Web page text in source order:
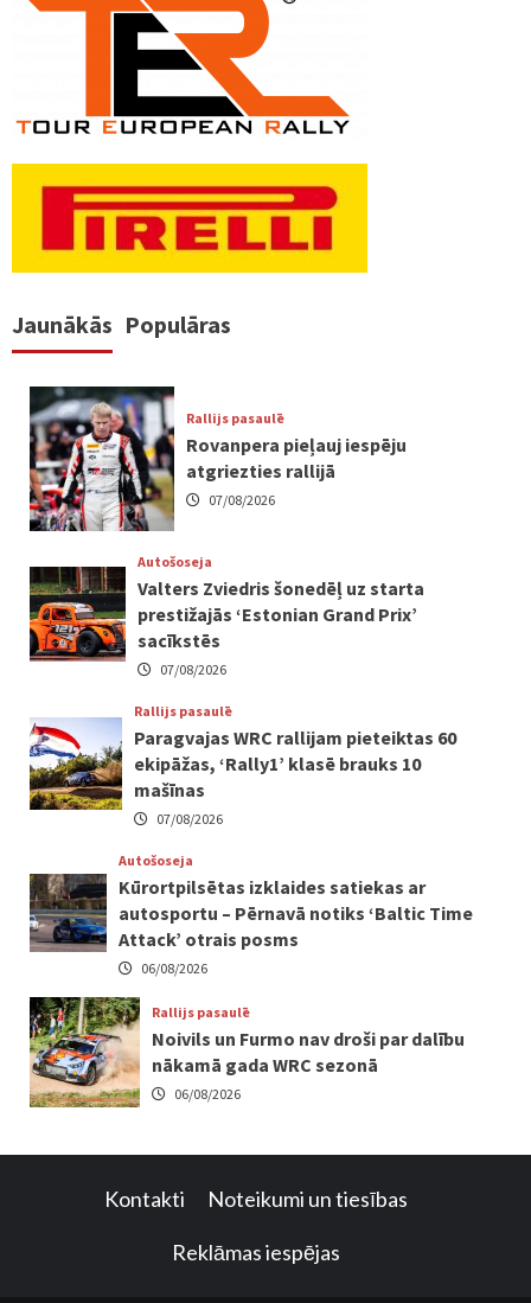
Jaunākās Populāras
Rallijs pasaulē
Rovanpera pieļauj iespēju
atgriezties rallijā
07/08/2026
Autošoseja
Valters Zviedris šonedēļ uz starta
prestižajās ‘Estonian Grand Prix’
sacīkstēs
07/08/2026
Rallijs pasaulē
Paragvajas WRC rallijam pieteiktas 60
ekipāžas, ‘Rally1’ klasē brauks 10
mašīnas
07/08/2026
Autošoseja
Kūrortpilsētas izklaides satiekas ar
autosportu – Pērnavā notiks ‘Baltic Time
Attack’ otrais posms
06/08/2026
Rallijs pasaulē
Noivils un Furmo nav droši par dalību
nākamā gada WRC sezonā
06/08/2026
Kontakti Noteikumi un tiesības
Reklāmas iespējas